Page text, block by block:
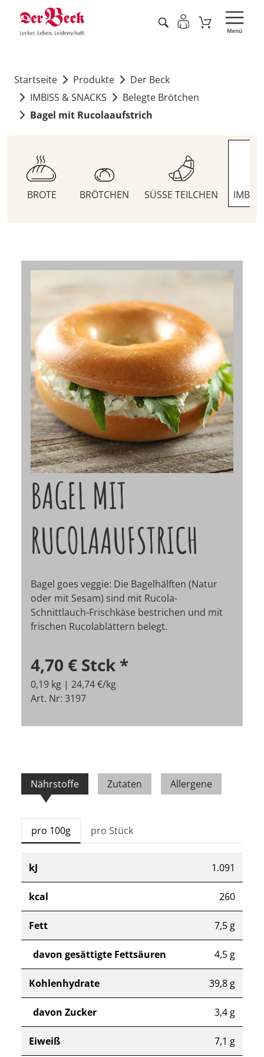
Startseite Produkte
Der Beck
IMBISS & SNACKS
Belegte Brötchen
Bagel mit Rucolaaufstrich
BROTE BRÖTCHEN SÜSSE TEILCHEN
BAGEL MIT
RUCOLAAUFSTRICH
Bagel goes veggie: Die Bagelhälften (Natur
oder mit Sesam) sind mit Rucola-
Schnittlauch-Frischkäse bestrichen und mit
frischen Rucolablättern belegt.
4,70 € Stck *
0,19 kg | 24,74 €/kg
Art. Nr: 3197
Nährstoffe Zutaten Allergene
pro 100g pro Stück
kJ 1.091
kcal 260
Fett 7,5 g
davon gesättigte Fettsäuren 4,5 g
Kohlenhydrate 39,8 g
davon Zucker 3,4 g
Eiweiß 7,1 g